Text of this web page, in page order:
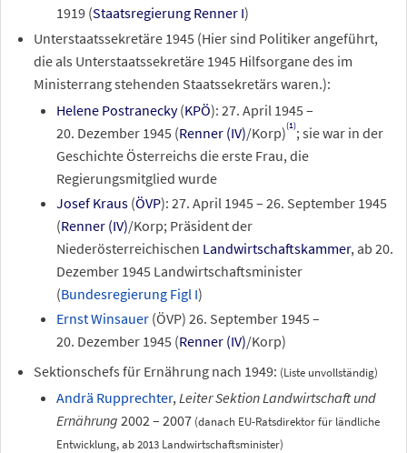
1919 (Staatsregierung Renner I)
Unterstaatssekretäre 1945 (Hier sind Politiker angeführt,
die als Unterstaatssekretäre 1945 Hilfsorgane des im
Ministerrang stehenden Staatssekretärs waren.):
Helene Postranecky(KPÖ):27. April 1945 –
20. Dezember 1945 (Renner (IV)/Korp)(1); sie war in der
Geschichte Österreichs die erste Frau, die
Regierungsmitglied wurde
Josef Kraus (ÖVP):27. April 1945 –26. September 1945
(Renner (IV)/Korp; Präsident der
Niederösterreichischen Landwirtschaftskammer, ab 20.
Dezember 1945 Landwirtschaftsminister
(Bundesregierung Figl I)
Ernst Winsauer (ÖVP)26. September 1945 –
20. Dezember 1945 (Renner (IV)/Korp)
Sektionschefs für Ernährung nach 1949: (Liste unvollständig)
Andrä Rupprechter,Leiter Sektion Landwirtschaft und
Ernährung 2002–2007 (danach EU-Ratsdirektor für ländliche
Entwicklung, ab 2013 Landwirtschaftsminister)